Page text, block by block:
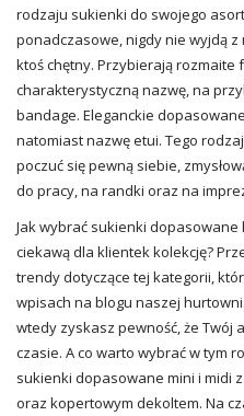
rodzaju sukienki do swojego
ponadczasowe, nigdy nie wyjdą
ktoś chętny. Przybierają rozmaite
charakterystyczną nazwę, na
bandage. Eleganckie
natomiast nazwę etui. Tego
poczuć się pewną siebie,
do pracy, na randki oraz na
Jak wybrać sukienki
ciekawą dla klientek kolekcję?
trendydotyczące tej kategorii,
wpisach na blogu naszej
wtedy zyskasz pewność, że Twój
czasie. A co warto wybrać w tym
sukienki dopasowane mini i midi
oraz kopertowym dekoltem. Na